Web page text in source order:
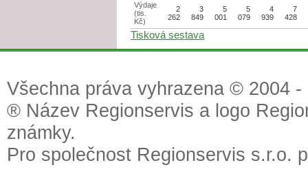
Výdaje
(tis.
Kč)
2
262
3
849
5
001
5
079
4
939
7
428
Tisková sestava
Všechna práva vyhrazena © 2004
® Název Regionservis a logo
známky.
Pro společnost Regionservis s.r.o.